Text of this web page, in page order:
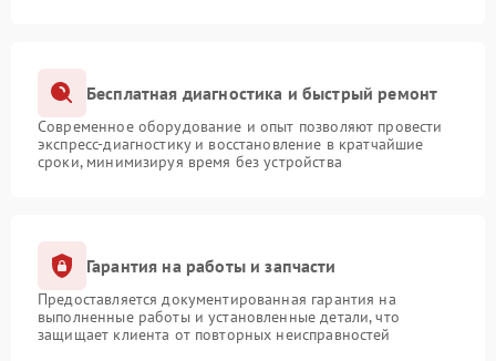
Бесплатная диагностика и быстрый ремонт
Современное оборудование и опыт позволяют провести
экспресс-диагностику и восстановление в кратчайшие
сроки, минимизируя время без устройства
Гарантия на работы и запчасти
Предоставляется документированная гарантия на
выполненные работы и установленные детали, что
защищает клиента от повторных неисправностей